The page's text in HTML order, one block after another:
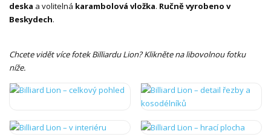
deska a volitelná karambolová vložka. Ručně vyrobeno v
Beskydech.
Chcete vidět více fotek Billiardu Lion? Klikněte na libovolnou fotku
níže.